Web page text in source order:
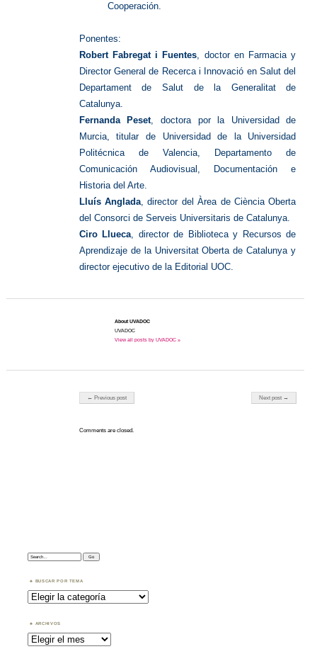
Cooperación.
Ponentes:
Robert Fabregat i Fuentes, doctor en Farmacia y
Director General de Recerca i Innovació en Salut del
Departament de Salut de la Generalitat de
Catalunya.
Fernanda Peset, doctora por la Universidad de
Murcia, titular de Universidad de la Universidad
Politécnica de Valencia, Departamento de
Comunicación Audiovisual, Documentación e
Historia del Arte.
Lluís Anglada, director del Àrea de Ciència Oberta
del Consorci de Serveis Universitaris de Catalunya.
Ciro Llueca, director de Biblioteca y Recursos de
Aprendizaje de la Universitat Oberta de Catalunya y
director ejecutivo de la Editorial UOC.
About UVADOC
UVADOC
View all posts by UVADOC »
Post navigation
← Previous post Next post →
Comments are closed.
Search:
BUSCAR POR TEMA
Buscar
por
Tema
ARCHIVOS
Archivos